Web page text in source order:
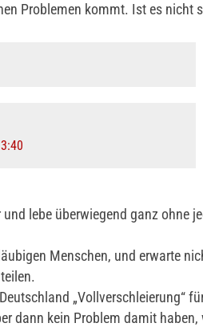
Problemen kommt. Ist es nicht
lebe überwiegend ganz ohne
Menschen, und erwarte
„Vollverschleierung“
dann kein Problem damit haben,